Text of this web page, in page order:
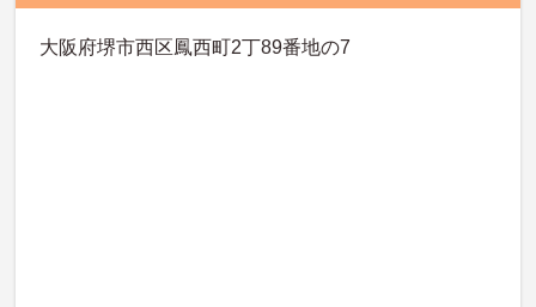
大阪府堺市西区鳳西町2丁89番地の7